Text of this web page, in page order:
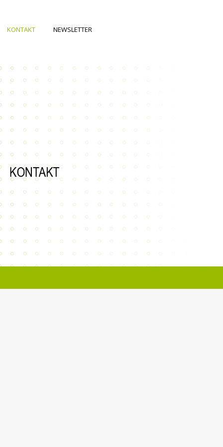
KONTAKT NEWSLETTER